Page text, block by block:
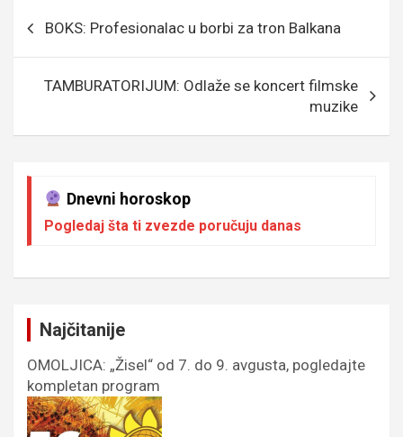
o
o
k
e
er
A
p
чланка
BOKS: Profesionalac u borbi za tron Balkana
TAMBURATORIJUM: Odlaže se koncert filmske
muzike
Dnevni horoskop
Pogledaj šta ti zvezde poručuju danas
Najčitanije
OMOLJICA: „Žisel“ od 7. do 9. avgusta, pogledajte
kompletan program